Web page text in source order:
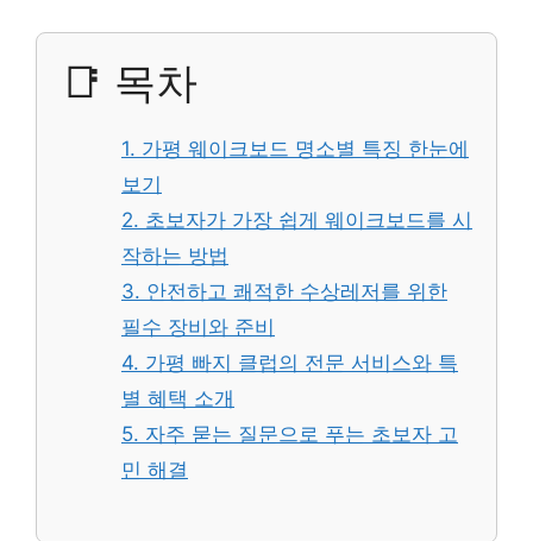
📑 목차
1. 가평 웨이크보드 명소별 특징 한눈에
보기
2. 초보자가 가장 쉽게 웨이크보드를 시
작하는 방법
3. 안전하고 쾌적한 수상레저를 위한
필수 장비와 준비
4. 가평 빠지 클럽의 전문 서비스와 특
별 혜택 소개
5. 자주 묻는 질문으로 푸는 초보자 고
민 해결